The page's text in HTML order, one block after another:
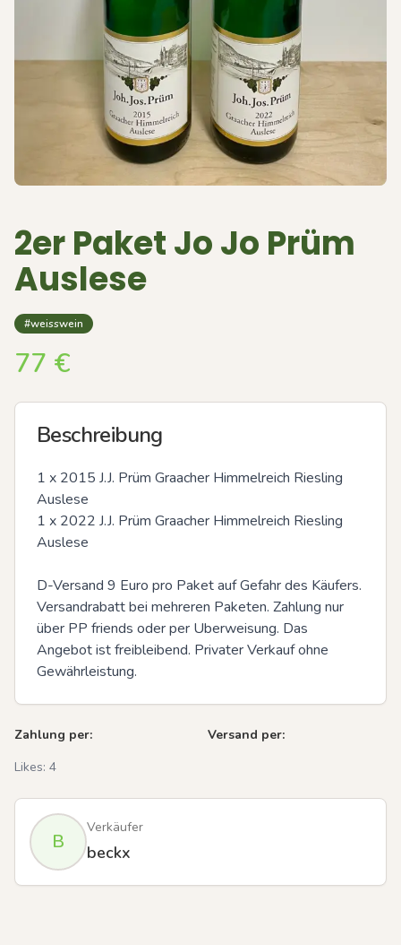
2er Paket Jo Jo Prüm
Auslese
#weisswein
77 €
Beschreibung
1 x 2015 J.J. Prüm Graacher Himmelreich Riesling
Auslese
1 x 2022 J.J. Prüm Graacher Himmelreich Riesling
Auslese
D-Versand 9 Euro pro Paket auf Gefahr des Käufers.
Versandrabatt bei mehreren Paketen. Zahlung nur
über PP friends oder per Uberweisung. Das
Angebot ist freibleibend. Privater Verkauf ohne
Gewährleistung.
Zahlung per:
Versand per:
Likes: 4
B
Verkäufer
beckx